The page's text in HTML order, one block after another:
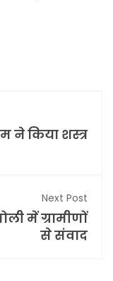
ने किया शस्त्र
Next Post
में ग्रामीणों
से संवाद